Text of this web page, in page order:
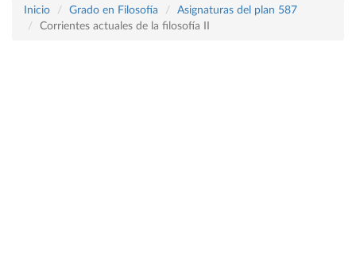
Inicio Grado en Filosofía
Asignaturas del plan 587
Corrientes actuales de la filosofía II